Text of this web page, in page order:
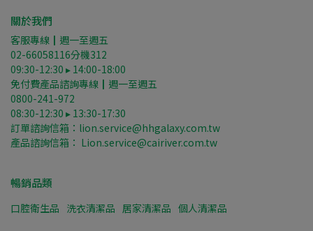
關於我們
客服專線┃週一至週五
02-66058116分機312
09:30-12:30 ▸ 14:00-18:00
免付費產品諮詢專線┃週一至週五
0800-241-972
08:30-12:30 ▸ 13:30-17:30
訂單諮詢信箱：lion.service@hhgalaxy.com.tw
產品諮詢信箱： Lion.service@cairiver.com.tw
暢銷品類
口腔衛生品 洗衣清潔品 居家清潔品 個人清潔品